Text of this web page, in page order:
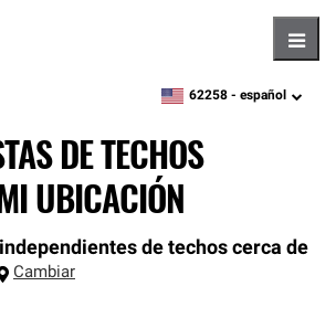
zipcode,language
62258 - español
DE TECHOS
UBICACIÓN
de techos cerca de
Cambiar